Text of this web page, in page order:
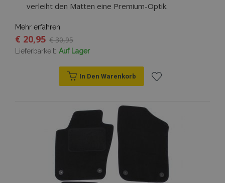
verleiht den Matten eine Premium-Optik.
Mehr erfahren
€ 20,95 € 30,95
Lieferbarkeit: Auf Lager
In Den Warenkorb
Wunschliste
hinzufügen